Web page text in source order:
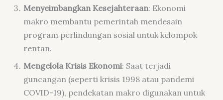
Menyeimbangkan Kesejahteraan: Ekonomi
makro membantu pemerintah mendesain
program perlindungan sosial untuk kelompok
rentan.
Mengelola Krisis Ekonomi: Saat terjadi
guncangan (seperti krisis 1998 atau pandemi
COVID-19), pendekatan makro digunakan untuk